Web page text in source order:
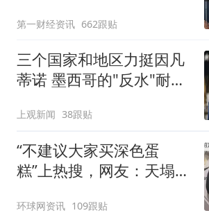
第一财经资讯 662跟贴
三个国家和地区力挺因凡
蒂诺 墨西哥的"反水"耐人
上观新闻 38跟贴
“不建议大家买深色蛋
糕”上热搜，网友：天塌
环球网资讯 109跟贴